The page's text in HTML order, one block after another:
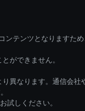
テンツとなりますため
ができません。
異なります。通信会社
試しください。